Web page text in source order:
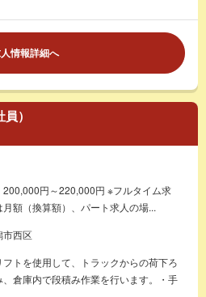
情報詳細へ
）
200,000円～220,000円 ※フルタイム求
月額（換算額）、パート求人の場...
市西区
フトを使用して、トラックからの荷下ろ
、倉庫内で段積み作業を行います。・手